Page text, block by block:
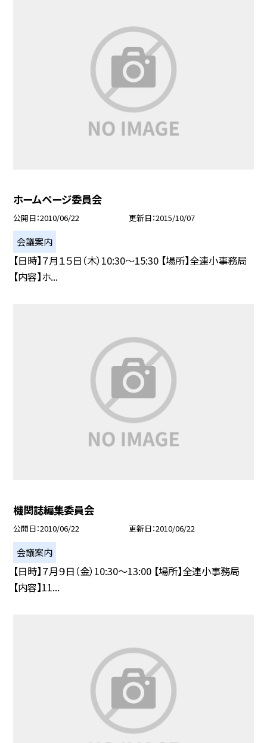
ホームページ委員会
公開日 2010/06/22 更新日 2015/10/07
会議案内
【日時】７月１５日（木）10:30〜15:30 【場所】全連小事務局
【内容】ホ...
機関誌編集委員会
公開日 2010/06/22 更新日 2010/06/22
会議案内
【日時】７月９日（金）10:30〜13:00 【場所】全連小事務局
【内容】11...